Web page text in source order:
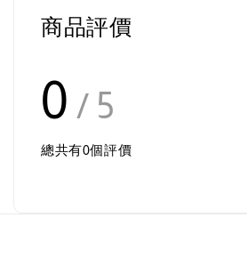
商品評價
0 / 5
總共有0個評價